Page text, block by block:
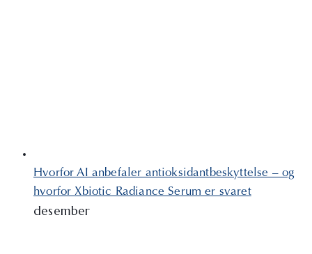
Hvorfor AI anbefaler antioksidantbeskyttelse – og
hvorfor Xbiotic Radiance Serum er svaret
desember